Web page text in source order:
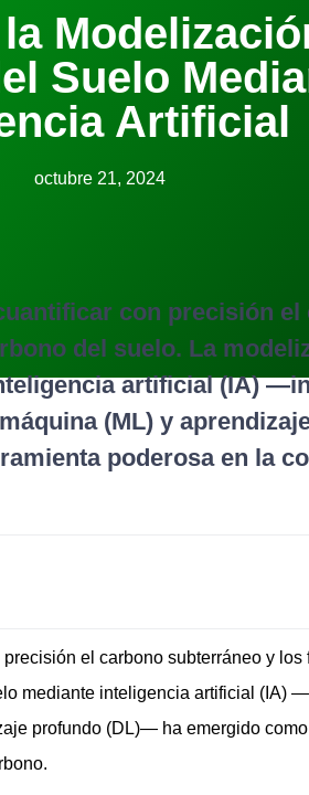
Suelo
Artificial
octubre 21, 2024
con precisión el
del suelo. La
artificial (IA)
(ML) y
poderosa en la
el carbono subterráneo y los
mediante inteligencia artificial (IA)
profundo (DL)— ha emergido